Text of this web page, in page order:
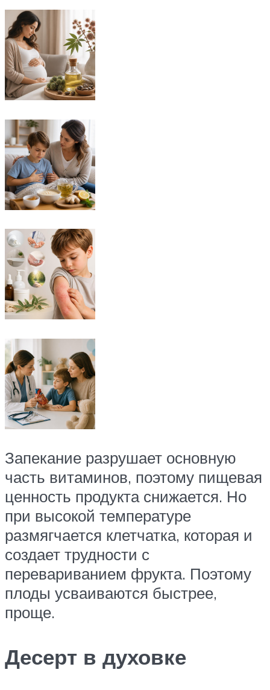
Запекание разрушает основную
часть витаминов, поэтому пищевая
ценность продукта снижается. Но
при высокой температуре
размягчается клетчатка, которая и
создает трудности с
перевариванием фрукта. Поэтому
плоды усваиваются быстрее,
проще.
Десерт в духовке